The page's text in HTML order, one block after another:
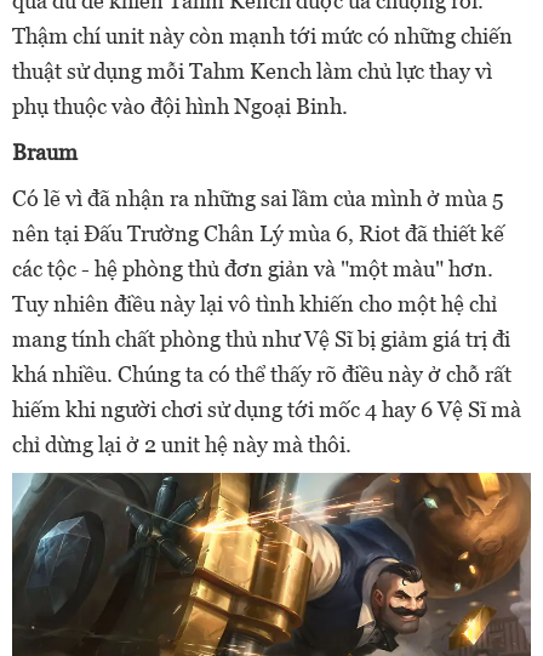
Thậm chí unit này còn mạnh tới mức có những chiến
thuật sử dụng mỗi Tahm Kench làm chủ lực thay vì
phụ thuộc vào đội hình Ngoại Binh.
Braum
Có lẽ vì đã nhận ra những sai lầm của mình ở mùa 5
nên tại Đấu Trường Chân Lý mùa 6, Riot đã thiết kế
các tộc - hệ phòng thủ đơn giản và "một màu" hơn.
Tuy nhiên điều này lại vô tình khiến cho một hệ chỉ
mang tính chất phòng thủ như Vệ Sĩ bị giảm giá trị đi
khá nhiều. Chúng ta có thể thấy rõ điều này ở chỗ rất
hiếm khi người chơi sử dụng tới mốc 4 hay 6 Vệ Sĩ mà
chỉ dừng lại ở 2 unit hệ này mà thôi.